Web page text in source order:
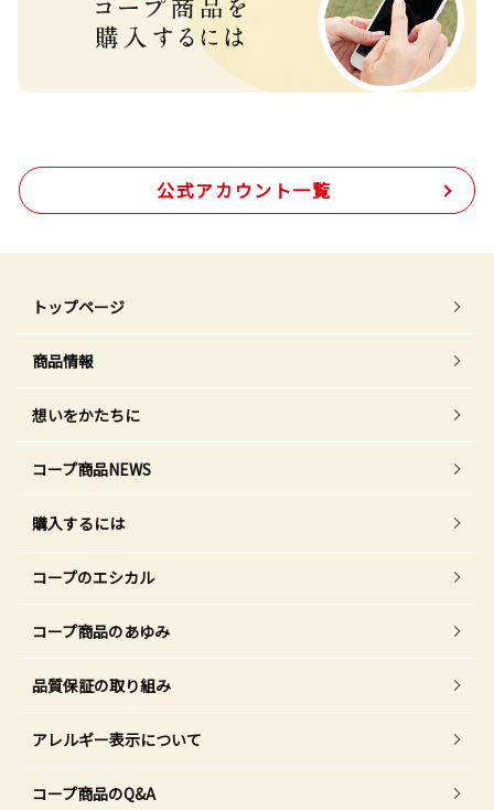
公式アカウント一覧
トップページ
商品情報
想いをかたちに
コープ商品NEWS
購入するには
コープのエシカル
コープ商品のあゆみ
品質保証の取り組み
アレルギー表示について
コープ商品のQ&A